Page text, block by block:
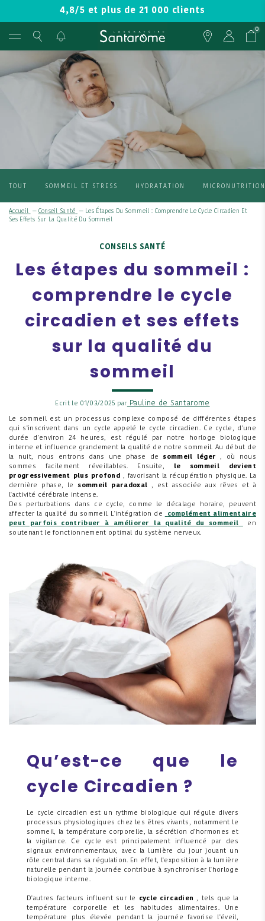
4,8/5 et plus de 21 000 clients
0
TOUT SOMMEIL ET STRESS HYDRATATION MICRONUTRITION
Accueil — Conseil Santé — Les Étapes Du Sommeil : Comprendre Le Cycle Circadien Et
Ses Effets Sur La Qualité Du Sommeil
CONSEILS SANTÉ
Les étapes du sommeil :
comprendre le cycle
circadien et ses effets
sur la qualité du
sommeil
Ecrit le 01/03/2025 par Pauline de Santarome
Le sommeil est un processus complexe composé de différentes étapes
qui s'inscrivent dans un cycle appelé le cycle circadien. Ce cycle, d'une
durée d'environ 24 heures, est régulé par notre horloge biologique
interne et influence grandement la qualité de notre sommeil. Au début de
la nuit, nous entrons dans une phase desommeil léger
, où nous
sommes facilement réveillables. Ensuite,
le sommeil devient
progressivement plus profond , favorisant la récupération physique. La
dernière phase, lesommeil paradoxal , est associée aux rêves et à
l'activité cérébrale intense.
Des perturbations dans ce cycle, comme le décalage horaire, peuvent
affecter la qualité du sommeil. L'intégration de
complément alimentaire
peut parfois contribuer à améliorer la qualité du sommeil
en
soutenant le fonctionnement optimal du système nerveux.
Qu’est-ce que le
cycle Circadien ?
Le cycle circadien est un rythme biologique qui régule divers
processus physiologiques chez les êtres vivants, notamment le
sommeil, la température corporelle, la sécrétion d'hormones et
la vigilance. Ce cycle est principalement influencé par des
signaux environnementaux, avec la lumière du jour jouant un
rôle central dans sa régulation. En effet, l'exposition à la lumière
naturelle pendant la journée contribue à synchroniser l'horloge
biologique interne.
D'autres facteurs influent sur le cycle circadien , tels que la
température corporelle et les habitudes alimentaires. Une
température plus élevée pendant la journée favorise l'éveil,